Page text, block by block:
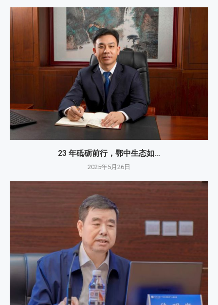
23 年砥砺前行，鄂中生态如...
2025年5月26日